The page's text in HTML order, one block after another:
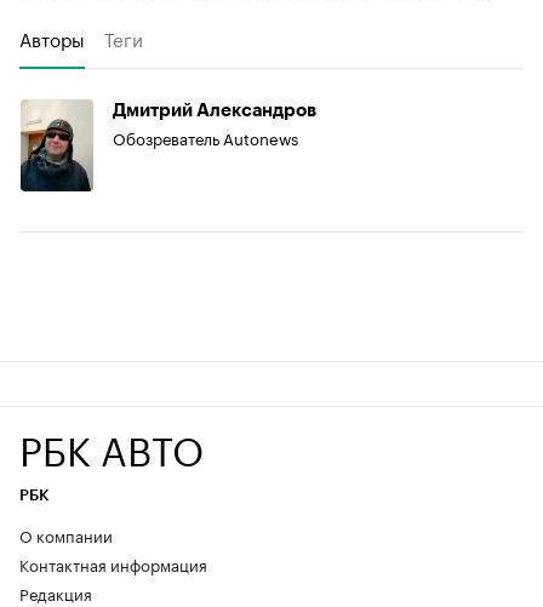
Авторы Теги
Дмитрий Александров
Обозреватель Autonews
РБК АВТО
РБК
О компании
Контактная информация
Редакция